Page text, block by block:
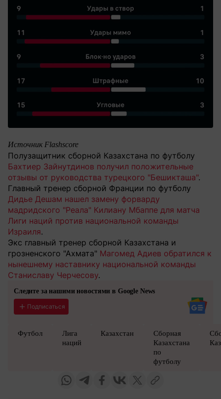
Источник Flashscore
Полузащитник сборной Казахстана по футболу
Бахтиер Зайнутдинов получил положительные
отзывы от руководства турецкого "Бешикташа".
Главный тренер сборной Франции по футболу
Дидье Дешам нашел замену форварду
мадридского "Реала" Килиану Мбаппе для матча
Лиги наций против национальной команды
Израиля.
Экс главный тренер сборной Казахстана и
грозненского "Ахмата" Магомед Адиев обратился к
нынешнему наставнику национальной команды
Станиславу Черчесову.
Следите за нашими новостями в Google News
Подписаться
Футбол
Лига
наций
Казахстан
Сборная
Казахстана
по
футболу